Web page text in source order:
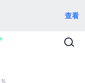
查看
%